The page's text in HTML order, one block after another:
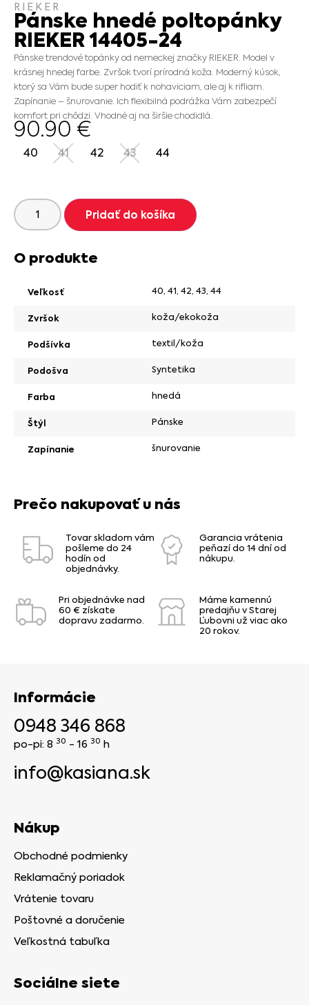
RIEKER
Pánske hnedé poltopánky
RIEKER 14405-24
Pánske trendové topánky od nemeckej značky RIEKER. Model v
krásnej hnedej farbe. Zvršok tvorí prírodná koža. Moderný kúsok,
ktorý sa Vám bude super hodiť k nohaviciam, ale aj k rifliam.
Zapínanie – šnurovanie. Ich flexibilná podrážka Vám zabezpečí
komfort pri chôdzi. Vhodné aj na širšie chodidlá.
90.90 €
40 41 42 43 44
Pridať do košíka
O produkte
Veľkosť 40, 41, 42, 43, 44
Zvršok koža/ekokoža
Podšívka textil/koža
Podošva Syntetika
Farba hnedá
Štýl Pánske
Zapínanie šnurovanie
Prečo nakupovať u nás
Tovar skladom vám
pošleme do 24
hodín od
objednávky.
Garancia vrátenia
peňazí do 14 dní od
nákupu.
Pri objednávke nad
60 € získate
dopravu zadarmo.
Máme kamennú
predajňu v Starej
Ľubovni už viac ako
20 rokov.
Informácie
0948 346 868
po-pi: 8 30 - 16 30 h
info@kasiana.sk
Nákup
Obchodné podmienky
Reklamačný poriadok
Vrátenie tovaru
Poštovné a doručenie
Veľkostná tabuľka
Sociálne siete